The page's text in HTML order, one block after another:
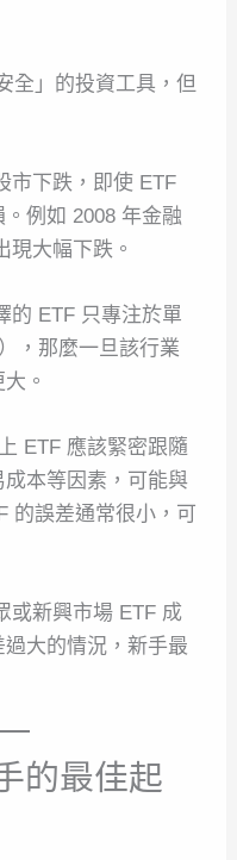
全」的投資工具，但
市下跌，即使 ETF
例如 2008 年金融
現大幅下跌。
的 ETF 只專注於單
，那麼一旦該行業
。
ETF 應該緊密跟隨
本等因素，可能與
的誤差通常很小，可
或新興市場 ETF 成
大的情況，新手最
的最佳起